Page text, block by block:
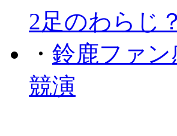
2足のわらじ？
・ 鈴鹿ファ
競演